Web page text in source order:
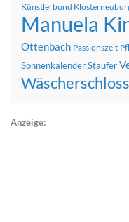
Künstlerbund
Manuela
Ottenbach Passionszeit
SonnenkalenderStaufer
Wäscherschloss
Anzeige: